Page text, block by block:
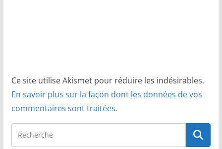
Ce site utilise Akismet pour réduire les indésirables.
En savoir plus sur la façon dont les données de vos
commentaires sont traitées.